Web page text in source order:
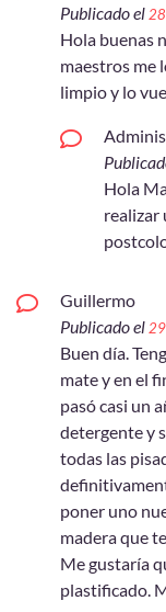
Publicado el
Hola buenas
maestros me
limpio y lo
Hola
realizar
Guillermo
Publicado el
Buen día.
mate y en el
pasó casi un
detergente y
todas las
poner uno
madera que
Me gustaría
plastificado.